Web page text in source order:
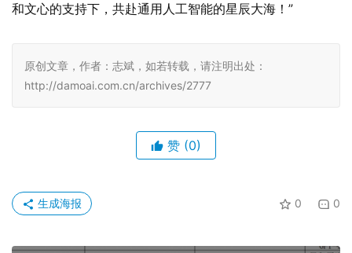
和文心的支持下，共赴通用人工智能的星辰大海！”
原创文章，作者：志斌，如若转载，请注明出处：
http://damoai.com.cn/archives/2777
赞 (0)
0 0
生成海报